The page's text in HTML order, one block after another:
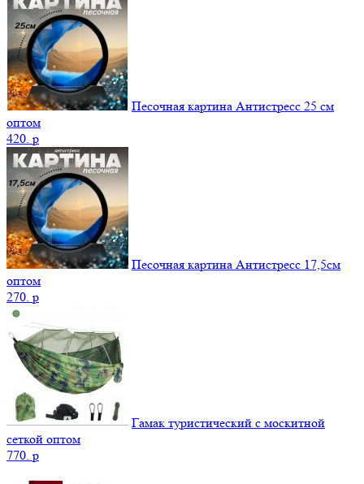
Песочная картина Антистресс 25 см
оптом
420. p
Песочная картина Антистресс 17,5см
оптом
270. p
Гамак туристический с москитной
сеткой оптом
770. p